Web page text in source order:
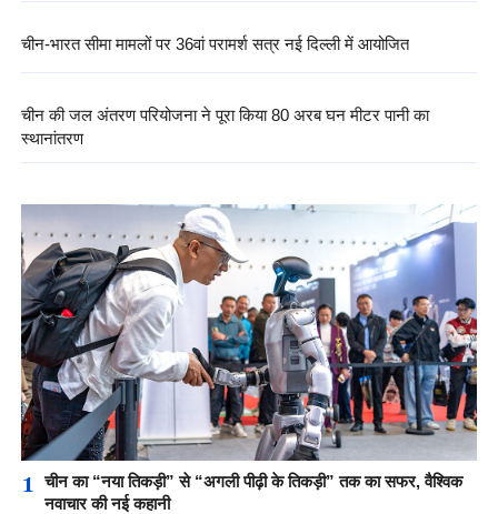
चीन-भारत सीमा मामलों पर 36वां परामर्श सत्र नई दिल्ली में आयोजित
चीन की जल अंतरण परियोजना ने पूरा किया 80 अरब घन मीटर पानी का
स्थानांतरण
1
चीन का “नया तिकड़ी” से “अगली पीढ़ी के तिकड़ी” तक का सफर, वैश्विक
नवाचार की नई कहानी